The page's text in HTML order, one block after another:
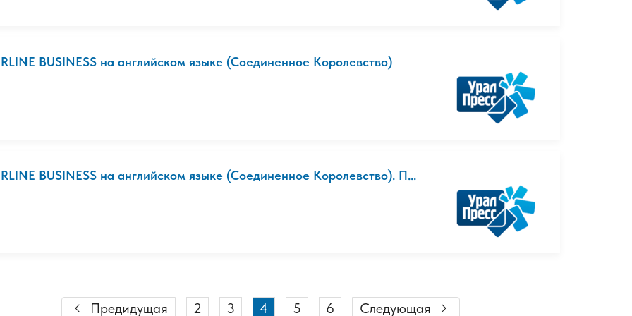
BUSINESS на английском языке (Соединенное Королевство)
BUSINESS на английском языке (Соединенное Королевство). П...
Предидущая 2 3 4 5 6 Следующая